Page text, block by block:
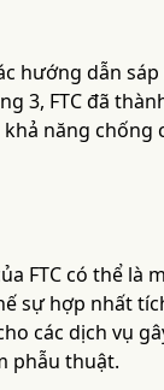
hướng dẫn
3, FTC đã
năng chống
FTC có thể là
sự hợp nhất
các dịch vụ
phẫu thuật.